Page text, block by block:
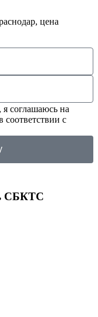
цена
соглашаюсь на
с
СБКТС